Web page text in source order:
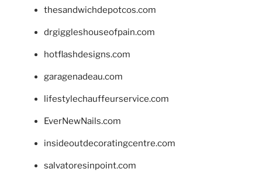
thesandwichdepotcos.com
drgiggleshouseofpain.com
hotflashdesigns.com
garagenadeau.com
lifestylechauffeurservice.com
EverNewNails.com
insideoutdecoratingcentre.com
salvatoresinpoint.com